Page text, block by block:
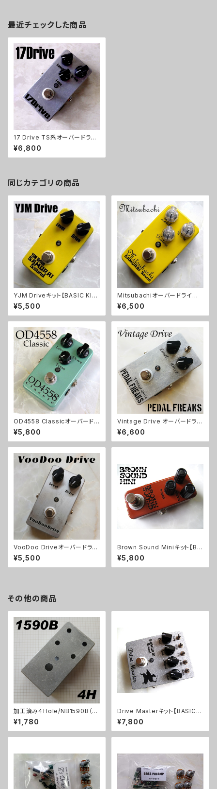
最近チェックした商品
17 Drive TS系オーバードライ
ブキット【BASIC KIT】
¥6,800
同じカテゴリの商品
YJM Driveキット【BASIC KI
T】
¥5,500
Mitsubachiオーバードライブ
キット【BASIC KIT】
¥6,500
OD4558 Classicオーバードラ
イブキット【BASIC KIT】
¥5,800
Vintage Drive オーバードライ
ブキット【PEDAL FREAKS】
¥6,600
VooDoo Driveオーバードライ
ブキット【BASIC KIT】
¥5,500
Brown Sound Miniキット【BA
SIC KIT】
¥5,800
その他の商品
加工済み４Hole/NB1590B（11
2x61x32mm）アルミダイキャス
トケース
¥1,780
Drive Masterキット【BASIC K
IT】
¥7,800